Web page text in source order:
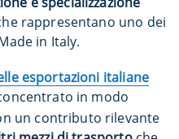
rappresentano uno dei
in Italy.
esportazioni italiane
in modo
un contributo rilevante